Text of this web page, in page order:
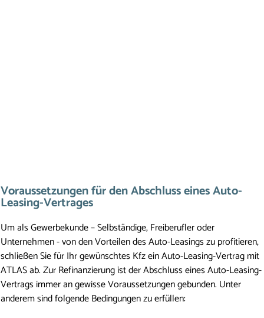
Voraussetzungen für den Abschluss eines Auto-
Leasing-Vertrages
Um als Gewerbekunde – Selbständige, Freiberufler oder
Unternehmen - von den Vorteilen des Auto-Leasings zu profitieren,
schließen Sie für Ihr gewünschtes Kfz ein Auto-Leasing-Vertrag mit
ATLAS ab. Zur Refinanzierung ist der Abschluss eines Auto-Leasing-
Vertrags immer an gewisse Voraussetzungen gebunden. Unter
anderem sind folgende Bedingungen zu erfüllen: